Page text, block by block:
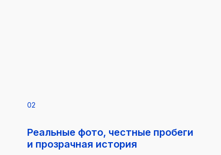
02
Реальные фото, честные пробеги
и прозрачная история